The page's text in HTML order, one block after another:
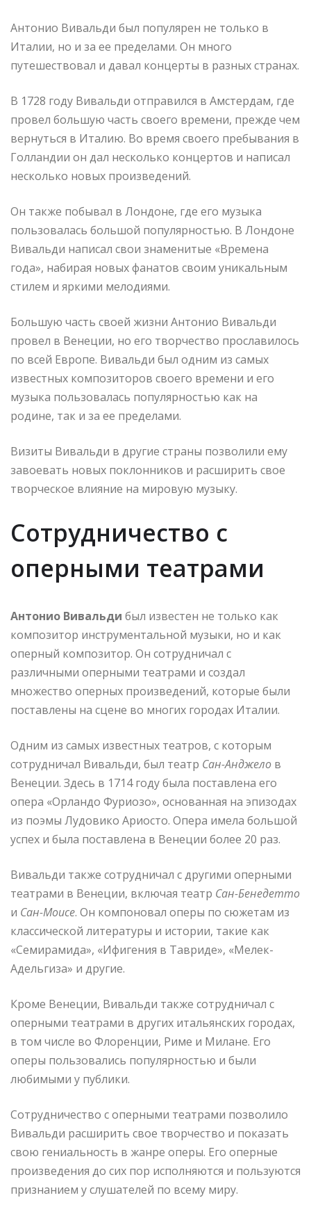
Антонио Вивальди был популярен не только в
Италии, но и за ее пределами. Он много
путешествовал и давал концерты в разных странах.
В 1728 году Вивальди отправился в Амстердам, где
провел большую часть своего времени, прежде чем
вернуться в Италию. Во время своего пребывания в
Голландии он дал несколько концертов и написал
несколько новых произведений.
Он также побывал в Лондоне, где его музыка
пользовалась большой популярностью. В Лондоне
Вивальди написал свои знаменитые «Времена
года», набирая новых фанатов своим уникальным
стилем и яркими мелодиями.
Большую часть своей жизни Антонио Вивальди
провел в Венеции, но его творчество прославилось
по всей Европе. Вивальди был одним из самых
известных композиторов своего времени и его
музыка пользовалась популярностью как на
родине, так и за ее пределами.
Визиты Вивальди в другие страны позволили ему
завоевать новых поклонников и расширить свое
творческое влияние на мировую музыку.
Сотрудничество с
оперными театрами
Антонио Вивальди был известен не только как
композитор инструментальной музыки, но и как
оперный композитор. Он сотрудничал с
различными оперными театрами и создал
множество оперных произведений, которые были
поставлены на сцене во многих городах Италии.
Одним из самых известных театров, с которым
сотрудничал Вивальди, был театр Сан-Анджело в
Венеции. Здесь в 1714 году была поставлена его
опера «Орландо Фуриозо», основанная на эпизодах
из поэмы Лудовико Ариосто. Опера имела большой
успех и была поставлена в Венеции более 20 раз.
Вивальди также сотрудничал с другими оперными
театрами в Венеции, включая театр Сан-Бенедетто
и Сан-Моисе. Он компоновал оперы по сюжетам из
классической литературы и истории, такие как
«Семирамида», «Ифигения в Тавриде», «Мелек-
Адельгиза» и другие.
Кроме Венеции, Вивальди также сотрудничал с
оперными театрами в других итальянских городах,
в том числе во Флоренции, Риме и Милане. Его
оперы пользовались популярностью и были
любимыми у публики.
Сотрудничество с оперными театрами позволило
Вивальди расширить свое творчество и показать
свою гениальность в жанре оперы. Его оперные
произведения до сих пор исполняются и пользуются
признанием у слушателей по всему миру.